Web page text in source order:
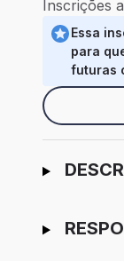
Inscrições
Essa
para
futuras
Ir para